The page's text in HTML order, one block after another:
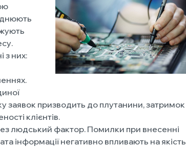
з них:
заявок призводить до плутанини, затримок
клієнтів.
людський фактор. Помилки при внесенні
інформації негативно впливають на якість